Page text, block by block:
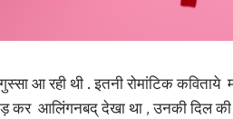
आ रही थी . इतनी रोमांटिक
कर आलिंगनबद् देखा था , उनकी दिल